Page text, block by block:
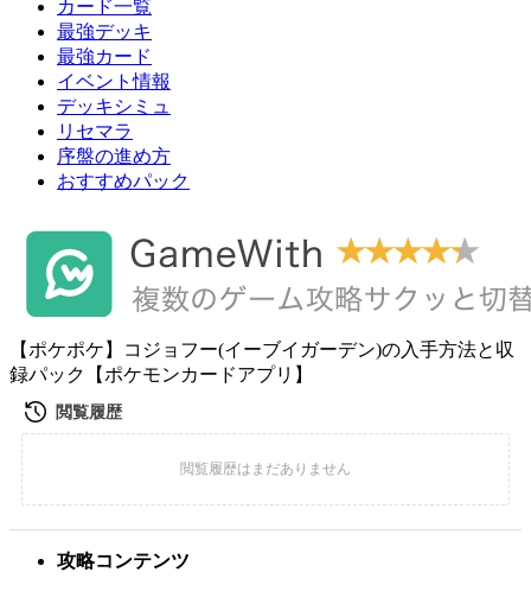
カード一覧
最強デッキ
最強カード
イベント情報
デッキシミュ
リセマラ
序盤の進め方
おすすめパック
【ポケポケ】コジョフー(イーブイガーデン)の入手方法と収
録パック【ポケモンカードアプリ】
攻略コンテンツ